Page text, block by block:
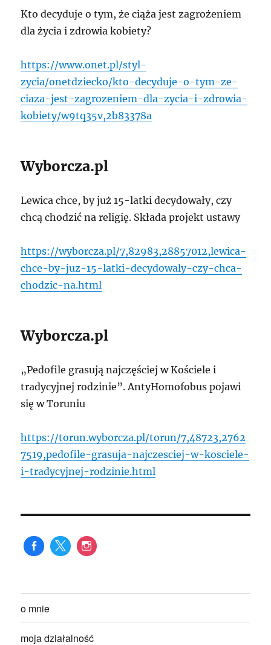
Kto decyduje o tym, że ciąża jest zagrożeniem
dla życia i zdrowia kobiety?
https://www.onet.pl/styl-
zycia/onetdziecko/kto-decyduje-o-tym-ze-
ciaza-jest-zagrozeniem-dla-zycia-i-zdrowia-
kobiety/w9tq35v,2b83378a
Wyborcza.pl
Lewica chce, by już 15-latki decydowały, czy
chcą chodzić na religię. Składa projekt ustawy
https://wyborcza.pl/7,82983,28857012,lewica-
chce-by-juz-15-latki-decydowaly-czy-chca-
chodzic-na.html
Wyborcza.pl
„Pedofile grasują najczęściej w Kościele i
tradycyjnej rodzinie”. AntyHomofobus pojawi
się w Toruniu
https://torun.wyborcza.pl/torun/7,48723,2762
7519,pedofile-grasuja-najczesciej-w-kosciele-
i-tradycyjnej-rodzinie.html
o mnie
moja działalność